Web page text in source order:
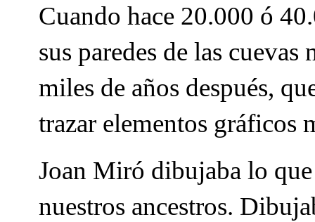
Cuando hace 20.000 ó
sus paredes de las
miles de años después,
trazar elementos gráficos
Joan Miró dibujaba lo
nuestros ancestros.